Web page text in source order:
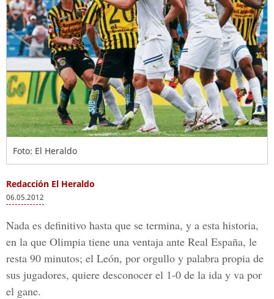
Foto: El Heraldo
Redacción El Heraldo
06.05.2012
Nada es definitivo hasta que se termina, y a esta historia,
en la que Olimpia tiene una ventaja ante Real España, le
resta 90 minutos; el León, por orgullo y palabra propia de
sus jugadores, quiere desconocer el 1-0 de la ida y va por
el gane.